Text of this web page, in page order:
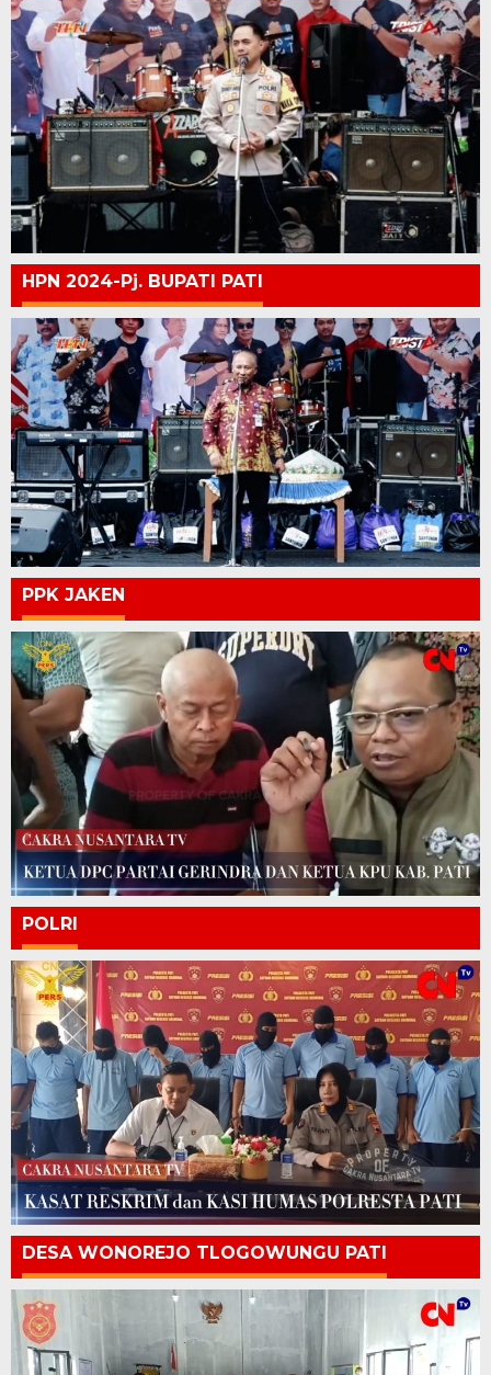
HPN 2024-Pj. BUPATI PATI
PPK JAKEN
POLRI
DESA WONOREJO TLOGOWUNGU PATI